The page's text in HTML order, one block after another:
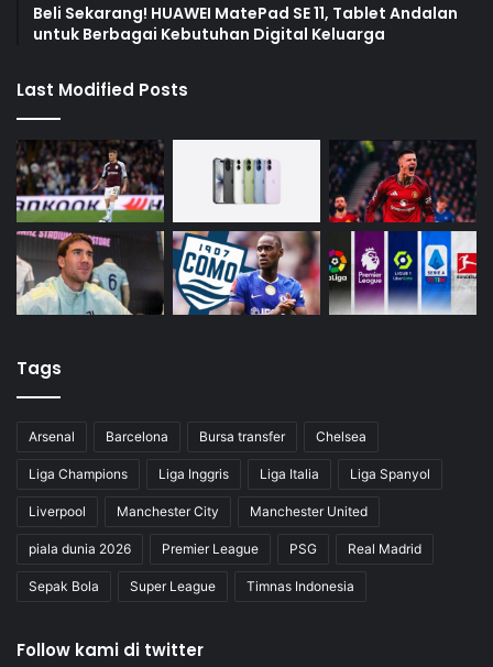
Beli Sekarang! HUAWEI MatePad SE 11, Tablet Andalan
untuk Berbagai Kebutuhan Digital Keluarga
Last Modified Posts
Tags
Arsenal Barcelona Bursa transfer Chelsea
Liga Champions Liga Inggris Liga Italia Liga Spanyol
Liverpool Manchester City Manchester United
piala dunia 2026 Premier League PSG Real Madrid
Sepak Bola Super League Timnas Indonesia
Follow kami di twitter